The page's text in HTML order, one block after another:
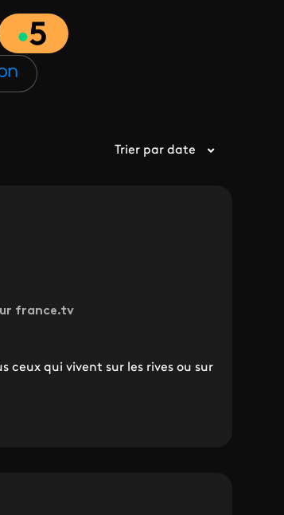
Trier par date
france.tv
ceux qui vivent sur les rives ou sur